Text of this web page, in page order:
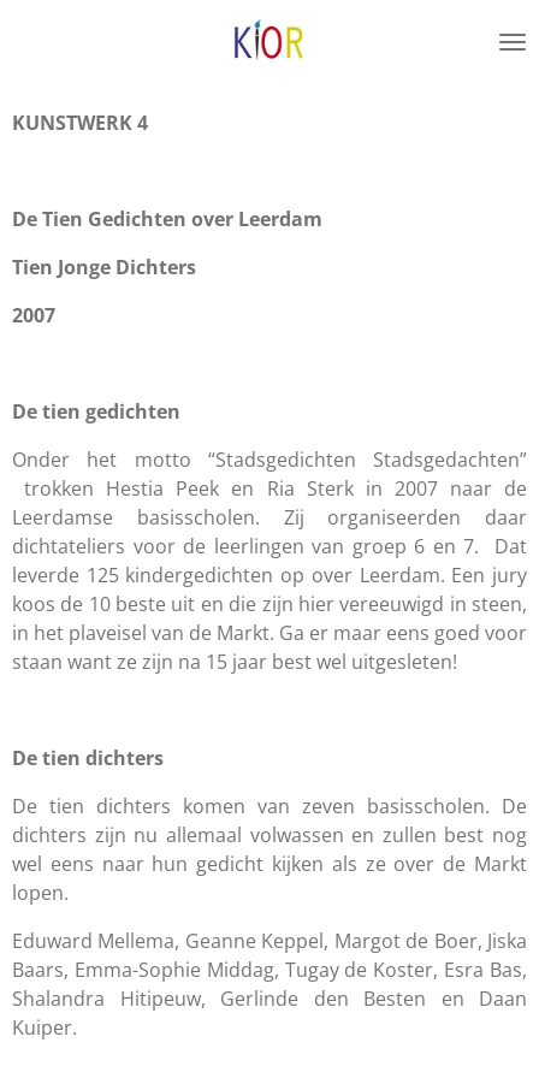
de
KUNSTWERK 4
De Tien Gedichten over Leerdam
Tien Jonge Dichters
2007
De tien gedichten
Onder het motto “Stadsgedichten Stadsgedachten”
trokken Hestia Peek en Ria Sterk in 2007 naar de
Leerdamse basisscholen. Zij organiseerden daar
dichtateliers voor de leerlingen van groep 6 en 7. Dat
leverde 125 kindergedichten op over Leerdam. Een jury
koos de 10 beste uit en die zijn hier vereeuwigd in steen,
in het plaveisel van de Markt. Ga er maar eens goed voor
staan want ze zijn na 15 jaar best wel uitgesleten!
De tien dichters
De tien dichters komen van zeven basisscholen. De
dichters zijn nu allemaal volwassen en zullen best nog
wel eens naar hun gedicht kijken als ze over de Markt
lopen.
Eduward Mellema, Geanne Keppel, Margot de Boer, Jiska
Baars, Emma-Sophie Middag, Tugay de Koster, Esra Bas,
Shalandra Hitipeuw, Gerlinde den Besten en Daan
Kuiper.